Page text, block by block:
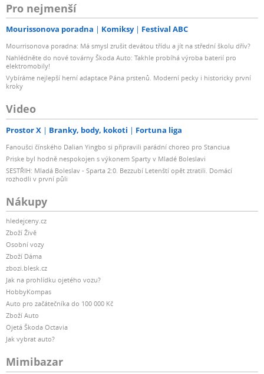
Pro nejmenší
Mourissonova poradna Komiksy Festival ABC
Mourrisonova poradna: Má smysl zrušit devátou třídu a jít na střední školu dřív?
Nahlédněte do nové továrny Škoda Auto: Takhle probíhá výroba baterií pro
elektromobily!
Vybíráme nejlepší herní adaptace Pána prstenů. Moderní pecky i historicky první
kroky
Video
Prostor X Branky, body, kokoti Fortuna liga
Fanoušci čínského Dalian Yingbo si připravili parádní choreo pro Stanciua
Priske byl hodně nespokojen s výkonem Sparty v Mladé Boleslavi
SESTŘIH: Mladá Boleslav - Sparta 2:0. Bezzubí Letenští opět ztratili. Domácí
rozhodli v první půli
Nákupy
hledejceny.cz
Zboží Živě
Osobní vozy
Zboží Dáma
zbozi.blesk.cz
Jak na prohlídku ojetého vozu?
HobbyKompas
Auto pro začátečníka do 100 000 Kč
Zboží Auto
Ojetá Škoda Octavia
Jak vybrat auto?
Mimibazar